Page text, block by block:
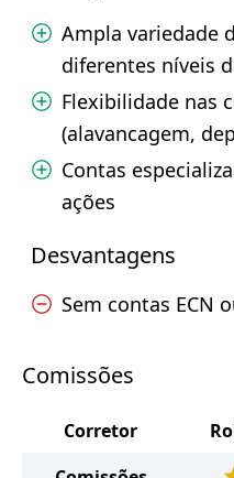
Ampla variedade
diferentes níveis
Flexibilidade nas
(alavancagem,
Contas
ações
Desvantagens
Sem contas ECN
Comissões
Corretor